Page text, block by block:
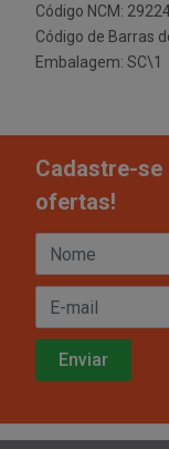
Código NCM:
Código de Barras
Embalagem: SC\1
Cadastre-se
ofertas!